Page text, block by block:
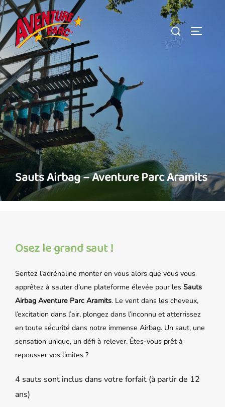
Aller
au
contenu
Rechercher :
Sauts Airbag – Aventure Parc Aramits
Osez le grand saut!
Sentez l’adrénaline monter en vous alors que vous vous
apprêtez à sauter d’une plateforme élevée pour les Sauts
Airbag Aventure Parc Aramits. Le vent dans les cheveux,
l’excitation dans l’air, plongez dans l’inconnu et atterrissez
en toute sécurité dans notre immense Airbag. Un saut, une
sensation unique, un défi à relever. Êtes-vous prêt à
repousser vos limites ?
4 sauts sont inclus dans votre forfait (à partir de 12
ans)